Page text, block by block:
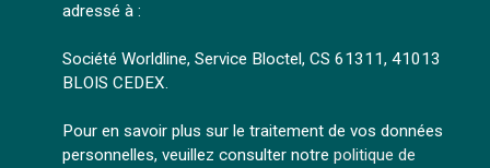
adressé à :
Société Worldline, Service Bloctel, CS 61311, 41013
BLOIS CEDEX.
Pour en savoir plus sur le traitement de vos données
personnelles, veuillez consulter notre politique de